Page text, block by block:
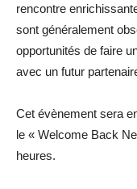
rencontre
sont généralement
opportunités de faire
avec un futur
Cet évènement sera
le « Welcome Back
heures.